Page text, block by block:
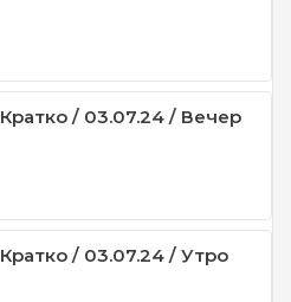
Кратко / 03.07.24 / Вечер
Кратко / 03.07.24 / Утро